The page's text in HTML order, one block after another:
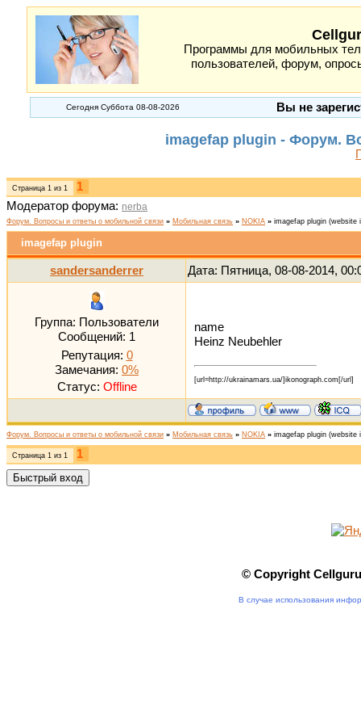
Программы для мобильных
пользователей, форум,
Сегодня Суббота 08-08-2026 Вы не
imagefap plugin - Форум.
Страница 1 из 1
1
Модератор форума: nerba
Форум. Вопросы и ответы о мобильной связи » Мобильная связь » NOKIA » imagefap plugin (website
imagefap plugin
sandersanderrer Дата: Пятница, 08-08-2014,
Группа: Пользователи
Сообщений: 1
Репутация: 0
Замечания: 0%
Статус: Offline
name
Heinz Neubehler
[url=http://ukrainamars.ua/]ikonograph.com[/url]
Форум. Вопросы и ответы о мобильной связи » Мобильная связь » NOKIA » imagefap plugin (website
Страница 1 из 1 1
© Copyright
В случае использования